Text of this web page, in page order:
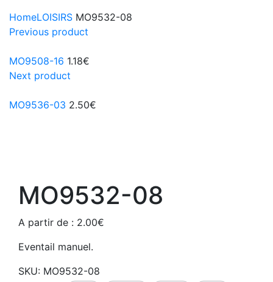
HomeLOISIRS MO9532-08
Previous product
MO9508-16 1.18€
Next product
MO9536-03 2.50€
MO9532-08
A partir de : 2.00€
Eventail manuel.
SKU: MO9532-08